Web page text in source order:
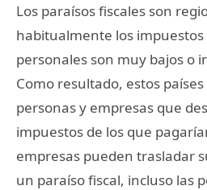
Los paraísos fiscales son
habitualmente los
personales son muy bajos o
Como resultado, estos
personas y empresas que
impuestos de los que
empresas pueden trasladar
un paraíso fiscal, incluso las